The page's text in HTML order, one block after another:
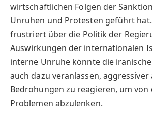
wirtschaftlichen Folgen der
Unruhen und Protesten geführt
frustriert über die Politik der
Auswirkungen der internationalen
interne Unruhe könnte die
auch dazu veranlassen,
Bedrohungen zu reagieren, um von
Problemen abzulenken.